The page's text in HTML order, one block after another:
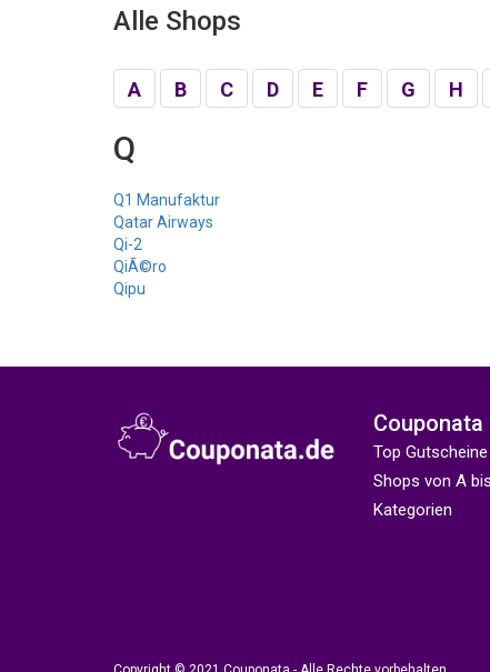
Alle Shops
A B C D E F G H
Q
Q1 Manufaktur
Qatar Airways
Qi-2
QiÃ©ro
Qipu
Couponata
Top Gutscheine
Shops von A
Kategorien